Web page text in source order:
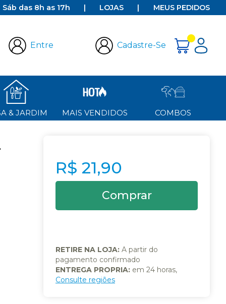
das 8h as 17h | LOJAS | MEUS PEDIDOS
Entre Cadastre-Se
& JARDIM MAIS VENDIDOS COMBOS
R$ 21,90
RETIRE NA LOJA: A partir do
pagamento confirmado
ENTREGA PROPRIA: em 24 horas,
Consulte regiões